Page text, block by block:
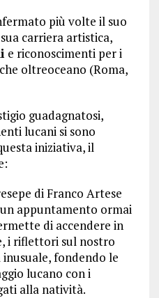
più volte il suo
carriera artistica,
e riconoscimenti per i
oltreoceano (Roma,
guadagnatosi,
lucani si sono
iniziativa, il
di Franco Artese
appuntamento ormai
di accendere in
i riflettori sul nostro
fondendo le
lucano con i
alla natività.